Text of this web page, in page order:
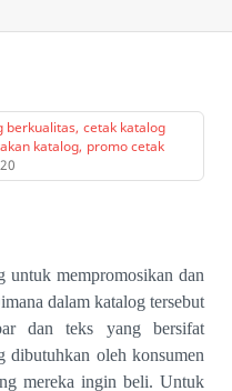
berkualitas cetak katalog
katalog promo cetak
untuk mempromosikan dan
dalam katalog tersebut
dan teks yang bersifat
dibutuhkan oleh konsumen
mereka ingin beli. Untuk